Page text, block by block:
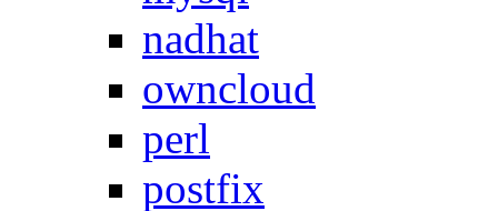
nadhat
owncloud
perl
postfix